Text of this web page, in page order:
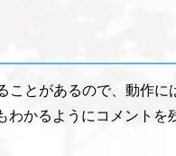
ことがあるので、動作に
わかるようにコメントを